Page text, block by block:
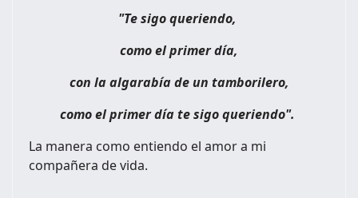
"Te sigo queriendo,
como el primer día,
con la algarabía de un tamborilero,
como el primer día te sigo queriendo".
La manera como entiendo el amor a mi
compañera de vida.